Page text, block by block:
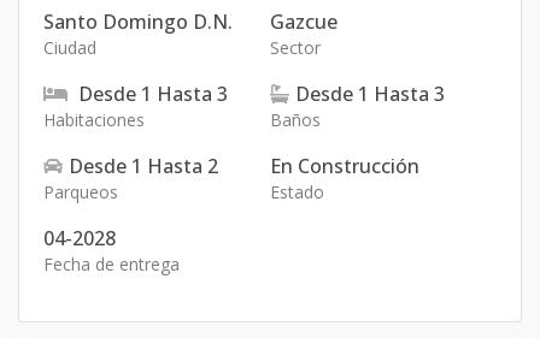
Santo Domingo D.N.
Ciudad
Gazcue
Sector
Desde 1 Hasta 3
Habitaciones
Desde 1 Hasta 3
Baños
Desde 1 Hasta 2
Parqueos
En Construcción
Estado
04-2028
Fecha de entrega